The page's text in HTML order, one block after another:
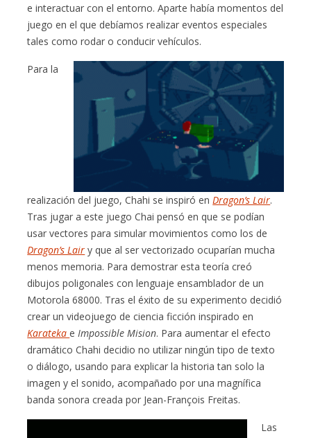
e interactuar con el entorno. Aparte había momentos del
juego en el que debíamos realizar eventos especiales
tales como rodar o conducir vehículos.
Para la
realización del juego, Chahi se inspiró en Dragon’s Lair.
Tras jugar a este juego Chai pensó en que se podían
usar vectores para simular movimientos como los de
Dragon’s Lair y que al ser vectorizado ocuparían mucha
menos memoria. Para demostrar esta teoría creó
dibujos poligonales con lenguaje ensamblador de un
Motorola 68000. Tras el éxito de su experimento decidió
crear un videojuego de ciencia ficción inspirado en
Karatekae Impossible Mision. Para aumentar el efecto
dramático Chahi decidio no utilizar ningún tipo de texto
o diálogo, usando para explicar la historia tan solo la
imagen y el sonido, acompañado por una magnífica
banda sonora creada por Jean-François Freitas.
Las